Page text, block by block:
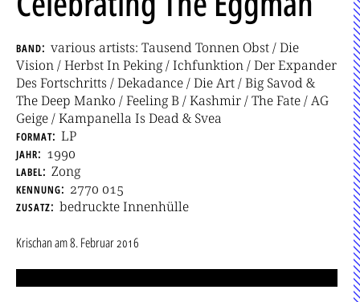
band various artists: Tausend Tonnen Obst / Die
Vision / Herbst In Peking / Ichfunktion / Der Expander
Des Fortschritts / Dekadance / Die Art / Big Savod &
The Deep Manko / Feeling B / Kashmir / The Fate / AG
Geige / Kampanella Is Dead & Svea
format LP
jahr 1990
label Zong
kennung 2770 015
zusatz bedruckte Innenhülle
Krischanam8. Februar 2016